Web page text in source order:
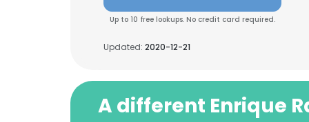
Up to 10 free lookups. No credit card required.
Updated: 2020-12-21
A different Enrique